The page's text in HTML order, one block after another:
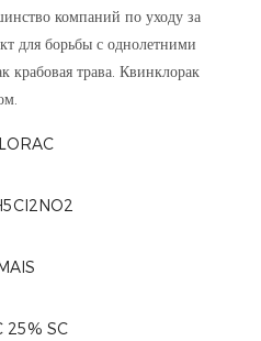
компаний по уходу за
для борьбы с однолетними
крабовая трава. Квинклорак
25% SC